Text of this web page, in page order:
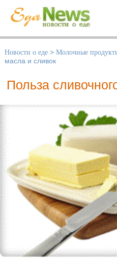
Новости о еде > Молочные
масла и сливок
Польза